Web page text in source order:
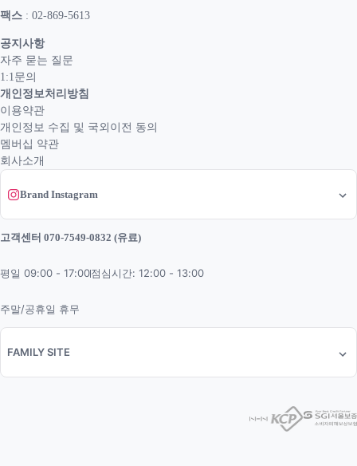
팩스 : 02-869-5613
공지사항
자주 묻는 질문
1:1문의
개인정보처리방침
이용약관
개인정보 수집 및 국외이전 동의
멤버십 약관
회사소개
Brand Instagram
고객센터 070-7549-0832 (유료)
평일 09:00 - 17:00점심시간: 12:00 - 13:00
주말/공휴일 휴무
FAMILY SITE